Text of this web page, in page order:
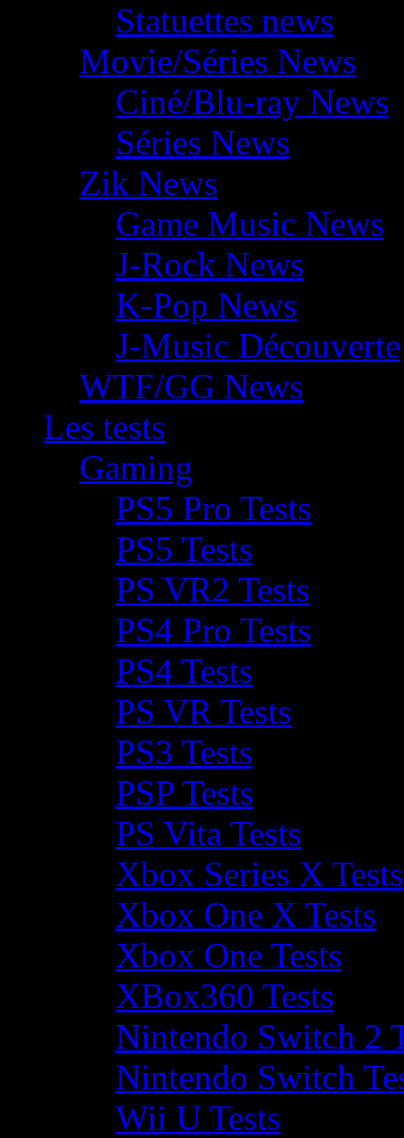
Statuettes news
Movie/Séries News
Ciné/Blu-ray News
Séries News
Zik News
Game Music News
J-Rock News
K-Pop News
J-Music Découverte
WTF/GG News
Les tests
Gaming
PS5 Pro Tests
PS5 Tests
PS VR2 Tests
PS4 Pro Tests
PS4 Tests
PS VR Tests
PS3 Tests
PSP Tests
PS Vita Tests
Xbox Series X Tests
Xbox One X Tests
Xbox One Tests
XBox360 Tests
Nintendo Switch 2
Nintendo Switch
Wii U Tests